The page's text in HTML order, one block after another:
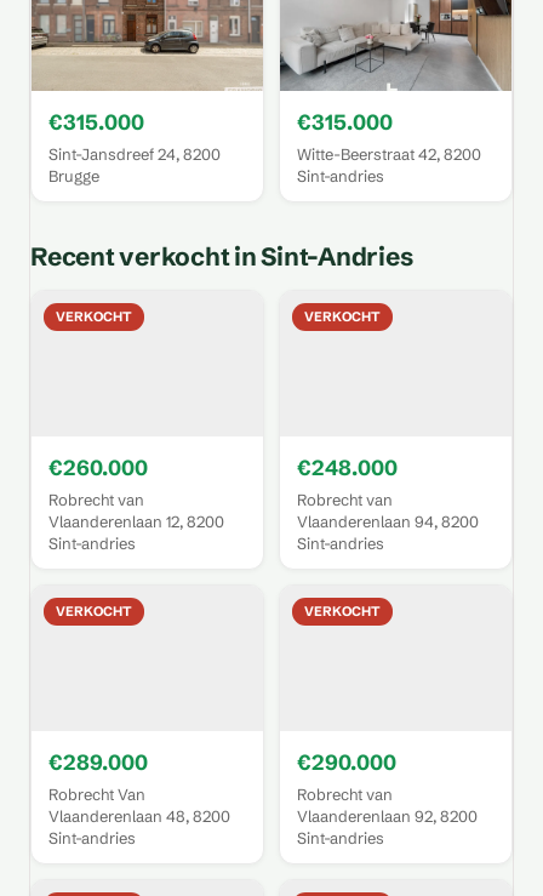
€315.000
Sint-Jansdreef 24, 8200
Brugge
€315.000
Witte-Beerstraat 42, 8200
Sint-andries
Recent verkocht in Sint-Andries
VERKOCHT
€260.000
Robrecht van
Vlaanderenlaan 12, 8200
Sint-andries
VERKOCHT
€248.000
Robrecht van
Vlaanderenlaan 94, 8200
Sint-andries
VERKOCHT
€289.000
Robrecht Van
Vlaanderenlaan 48, 8200
Sint-andries
VERKOCHT
€290.000
Robrecht van
Vlaanderenlaan 92, 8200
Sint-andries